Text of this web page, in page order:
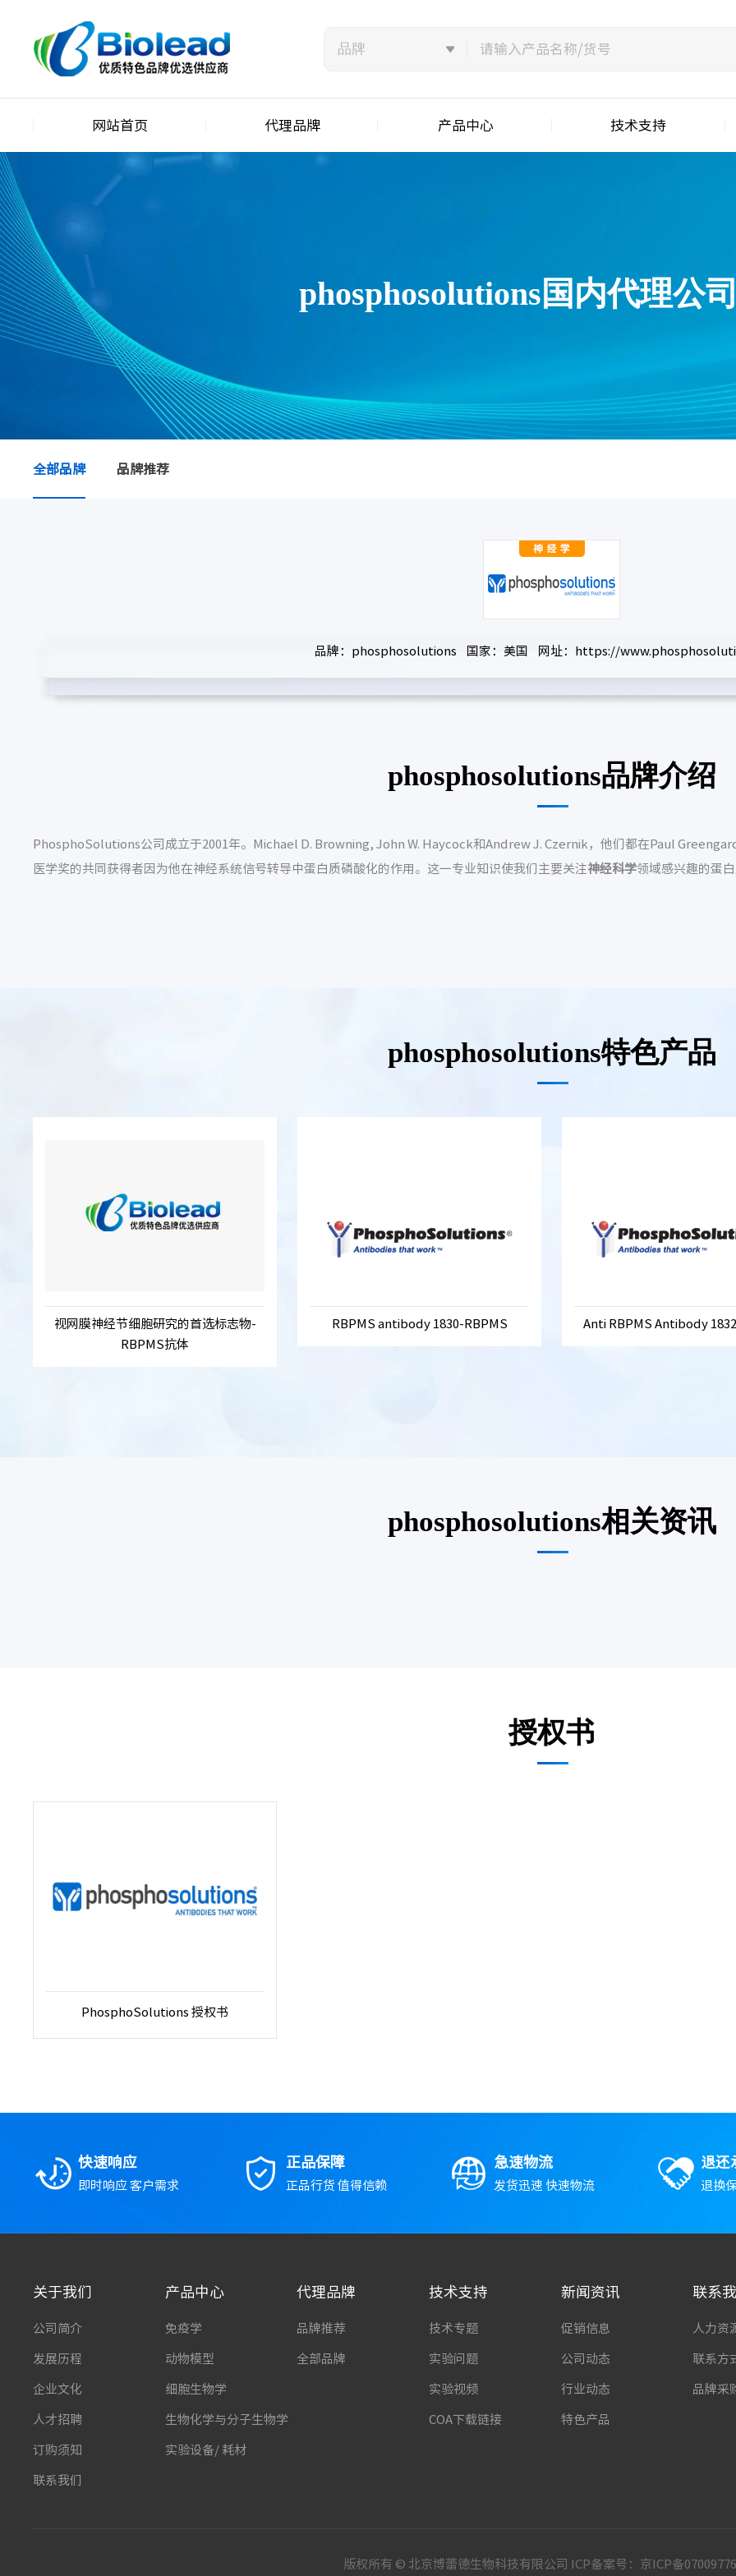
网站首页 代理品牌 产品中心 技术支持
phosphosolutions国内代理公
全部品牌 品牌推荐
品牌：phosphosolutions 国家：美国 网址：https://
phosphosolutions品牌介绍
PhosphoSolutions公司成立于2001年。Michael D. Browning, John W. Haycock和Andrew J. Czernik，他们都在Paul
医学奖的共同获得者因为他在神经系统信号转导中蛋白质磷酸化的作用。这一专业知识使我们主要关注神经科学领域感兴趣的蛋
phosphosolutions特色产品
视网膜神经节细胞研究的首选标志物-
RBPMS抗体
RBPMS antibody 1830-RBPMS Anti RBPMS Antibody
phosphosolutions相关资讯
授权书
PhosphoSolutions 授权书
快速响应
即时响应 客户需求
正品保障
正品行货 值得信赖
急速物流
发货迅速 快速物流
退还
退换
关于我们
公司简介
发展历程
企业文化
人才招聘
订购须知
联系我们
产品中心
免疫学
动物模型
细胞生物学
生物化学与分子生物学
实验设备/ 耗材
代理品牌
品牌推荐
全部品牌
技术支持
技术专题
实验问题
实验视频
COA下载链接
新闻资讯
促销信息
公司动态
行业动态
特色产品
联系
人力资
联系方
品牌采
版权所有 © 北京博蕾德生物科技有限公司 ICP备案号： 京ICP备